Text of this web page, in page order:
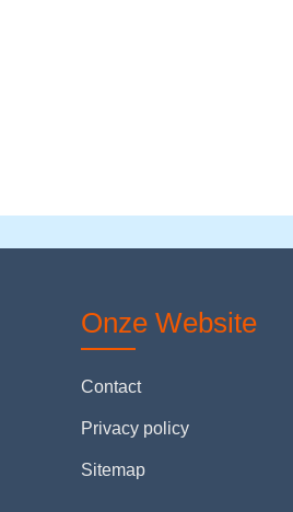
Onze Website
Contact
Privacy policy
Sitemap